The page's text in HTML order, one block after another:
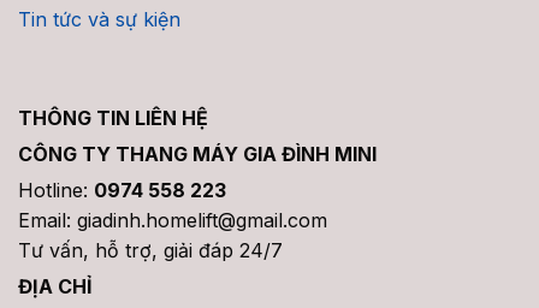
Tin tức và sự kiện
THÔNG TIN LIÊN HỆ
CÔNG TY THANG MÁY GIA ĐÌNH MINI
Hotline: 0974 558 223
Email: giadinh.homelift@gmail.com
Tư vấn, hỗ trợ, giải đáp 24/7
ĐỊA CHỈ